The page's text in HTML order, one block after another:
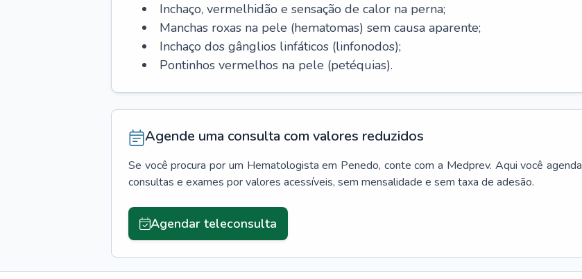
Inchaço, vermelhidão e sensação de calor na perna;
Manchas roxas na pele (hematomas) sem causa aparente;
Inchaço dos gânglios linfáticos (linfonodos);
Pontinhos vermelhos na pele (petéquias).
Agende uma consulta com valores reduzidos
Se você procura por um Hematologista em Penedo, conte com a Medprev. Aqui você agenda
consultas e exames por valores acessíveis, sem mensalidade e sem taxa de adesão.
Agendar teleconsulta